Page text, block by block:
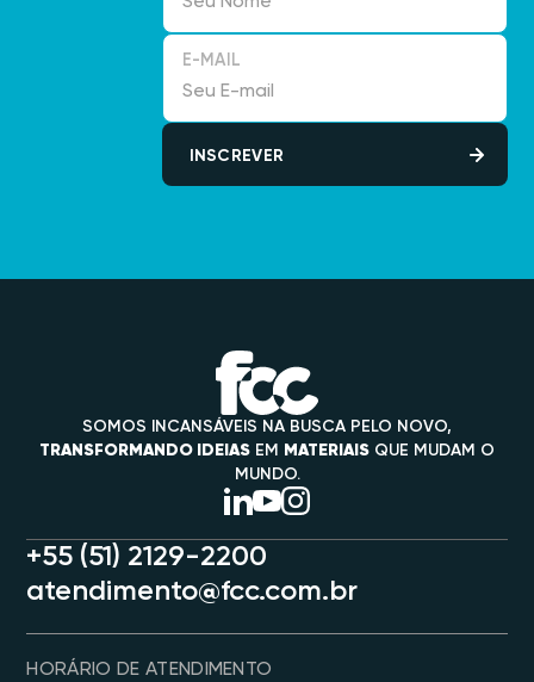
E-MAIL
SOMOS INCANSÁVEIS NA BUSCA PELO NOVO,
TRANSFORMANDO IDEIAS EM MATERIAIS QUE MUDAM O
MUNDO.
+55 (51) 2129-2200
atendimento@fcc.com.br
HORÁRIO DE ATENDIMENTO